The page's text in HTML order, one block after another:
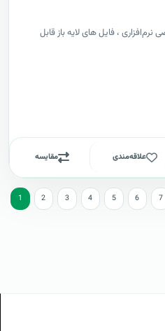
، فایل های لایه باز قابل
علاقه‌مندی مقایسه
1 2 3 4 5 6 7